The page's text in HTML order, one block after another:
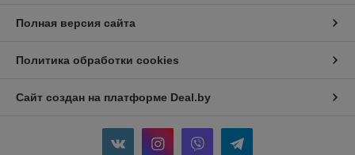
Полная версия сайта
Политика обработки cookies
Сайт создан на платформе Deal.by